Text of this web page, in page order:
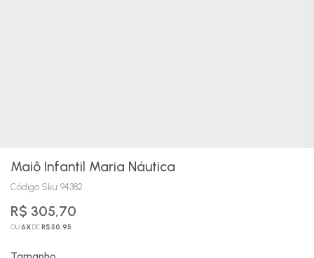
Maiô Infantil Maria Náutica
Código Sku: 94382
R$ 305,70
OU6XDER$ 50,95